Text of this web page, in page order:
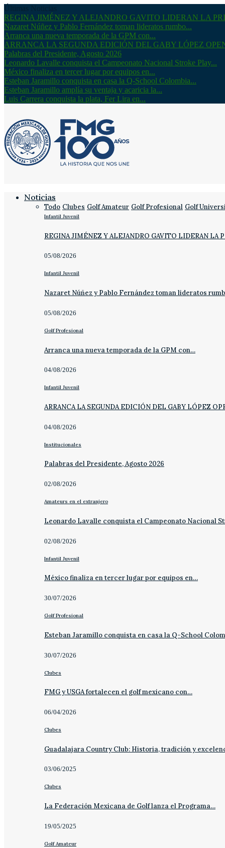
REGINA JIMÉNEZ Y ALEJANDRO GAVITO LIDERAN LA
Nazaret Núñez y Pablo Fernández toman lideratos rumbo...
Arranca una nueva temporada de la GPM con...
ARRANCA LA SEGUNDA EDICIÓN DEL GABY LÓPEZ
Palabras del Presidente, Agosto 2026
Leonardo Lavalle conquista el Campeonato Nacional Stroke Play...
México finaliza en tercer lugar por equipos en...
Esteban Jaramillo conquista en casa la Q-School Colombia...
Esteban Jaramillo amplía su ventaja y acaricia la...
Luis Carrera conquista la plata, Fer Lira en...
Noticias
Todo Clubes Golf Amateur Golf Profesional Golf
Infantil Juvenil
REGINA JIMÉNEZ Y ALEJANDRO GAVITO LIDERAN LA
05/08/2026
Infantil Juvenil
Nazaret Núñez y Pablo Fernández toman lideratos
05/08/2026
Golf Profesional
Arranca una nueva temporada de la GPM con…
04/08/2026
Infantil Juvenil
ARRANCA LA SEGUNDA EDICIÓN DEL GABY LÓPEZ
04/08/2026
Institucionales
Palabras del Presidente, Agosto 2026
02/08/2026
Amateurs en el extranjero
Leonardo Lavalle conquista el Campeonato Nacional
02/08/2026
Infantil Juvenil
México finaliza en tercer lugar por equipos en…
30/07/2026
Golf Profesional
Esteban Jaramillo conquista en casa la Q-School
30/07/2026
Clubes
FMG y USGA fortalecen el golf mexicano con…
06/04/2026
Clubes
Guadalajara Country Club: Historia, tradición y
03/06/2025
Clubes
La Federación Mexicana de Golf lanza el Programa…
19/05/2025
Golf Amateur